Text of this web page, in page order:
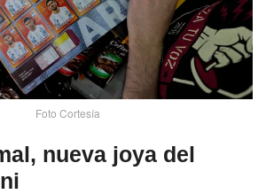
Foto Cortesía
nueva joya del